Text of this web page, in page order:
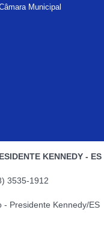
Municipal
KENNEDY - ES
3535-1912
- Presidente Kennedy/ES